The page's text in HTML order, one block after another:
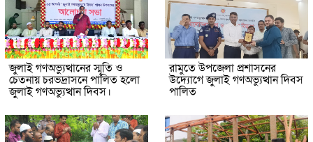
জুলাই গণঅভ্যুত্থানের স্মৃতি ও
চেতনায় চরভদ্রাসনে পালিত হলো
জুলাই গণঅভ্যুত্থান দিবস।
রামুতে উপজেলা প্রশাসনের
উদ্যোগে জুলাই গণঅভ্যুত্থান দিবস
পালিত